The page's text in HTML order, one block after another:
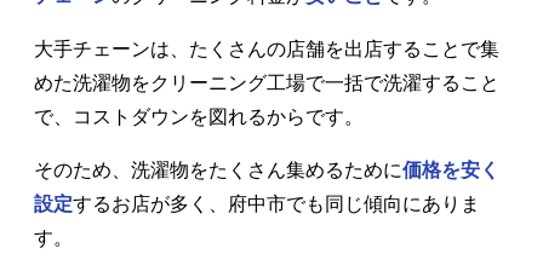
大手チェーンは、たくさんの店舗を出店することで集
めた洗濯物をクリーニング工場で一括で洗濯すること
で、コストダウンを図れるからです。
そのため、洗濯物をたくさん集めるために価格を安く
設定するお店が多く、府中市でも同じ傾向にありま
す。